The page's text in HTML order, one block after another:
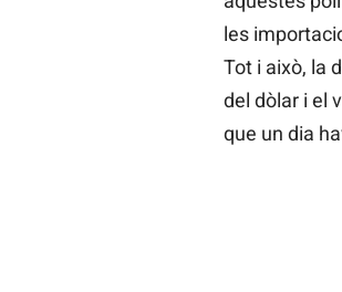
les
Tot i això, la
del dòlar i el
que un dia